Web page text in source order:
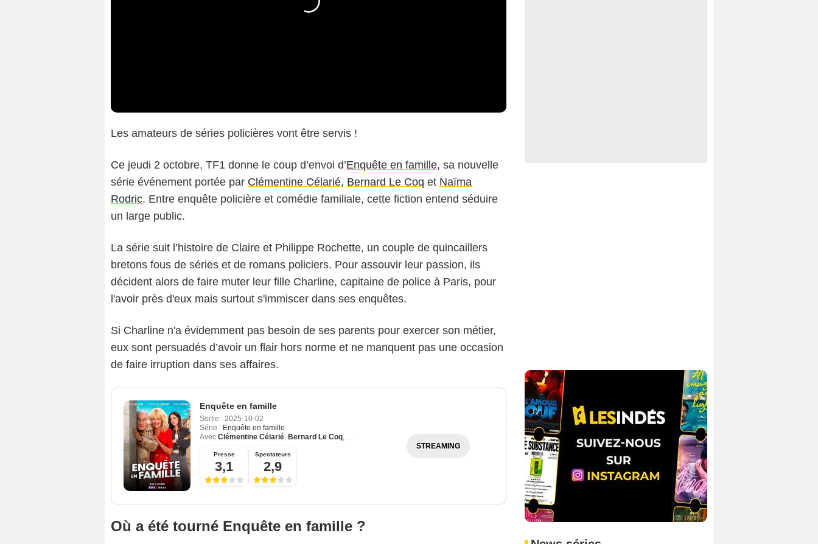
Les amateurs de séries policières vont être servis !
Ce jeudi 2 octobre, TF1 donne le coup d’envoi d’Enquête en famille, sa nouvelle
série événement portée par Clémentine Célarié, Bernard Le Coq et Naïma
Rodric. Entre enquête policière et comédie familiale, cette fiction entend séduire
un large public.
La série suit l’histoire de Claire et Philippe Rochette, un couple de quincaillers
bretons fous de séries et de romans policiers. Pour assouvir leur passion, ils
décident alors de faire muter leur fille Charline, capitaine de police à Paris, pour
l'avoir près d'eux mais surtout s'immiscer dans ses enquêtes.
Si Charline n'a évidemment pas besoin de ses parents pour exercer son métier,
eux sont persuadés d’avoir un flair hors norme et ne manquent pas une occasion
de faire irruption dans ses affaires.
Enquête en famille
Sortie : 2025-10-02
Série : Enquête en famille
Avec Clémentine Célarié, Bernard Le Coq, Naïma Rodric
Presse
3,1
Spectateurs
2,9
STREAMING
Où a été tourné Enquête en famille ?